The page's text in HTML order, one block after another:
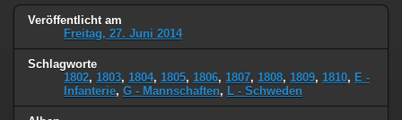
Veröffentlicht am
Freitag, 27. Juni 2014
Schlagworte
1802, 1803, 1804, 1805, 1806, 1807, 1808, 1809, 1810, E -
Infanterie, G - Mannschaften, L - Schweden